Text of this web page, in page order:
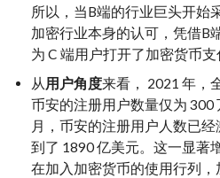
所以，当B端的行业巨头开始
加密行业本身的认可，凭借B
为 C 端用户打开了加密货币支
从 用户角度来看， 2021 年，
币安的注册用户数量仅为 300
月，币安的注册用户人数已
到了 1890 亿美元。这一显著
在加入加密货币的使用行列